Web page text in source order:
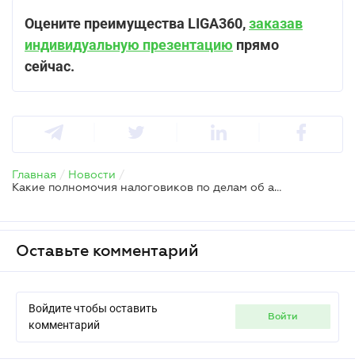
Оцените преимущества LIGA360,заказав
индивидуальную презентацию прямо
сейчас.
Главная / Новости /
Какие полномочия налоговиков по делам об админправонарушении
Оставьте комментарий
Войдите чтобы оставить
комментарий
войти